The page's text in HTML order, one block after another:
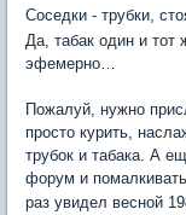
Соседки - трубки,
Да, табак один и тот
эфемерно…
Пожалуй, нужно
просто курить,
трубок и табака. А
форум и
раз увидел весной